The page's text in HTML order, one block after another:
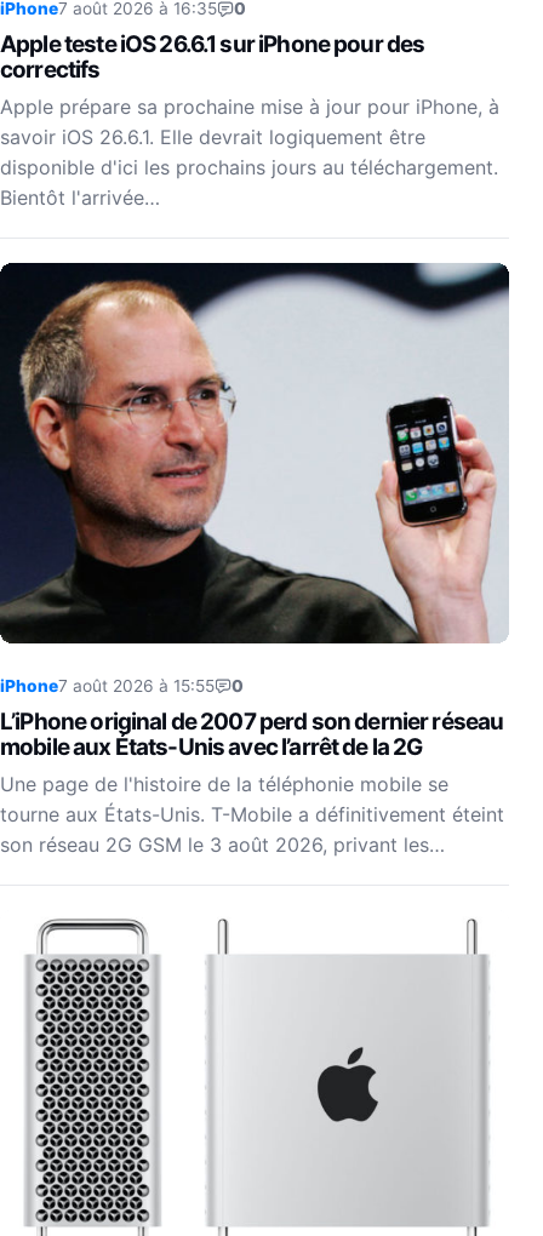
iPhone7 août 2026 à 16:35 0
Apple teste iOS 26.6.1 sur iPhone pour des
correctifs
Apple prépare sa prochaine mise à jour pour iPhone, à
savoir iOS 26.6.1. Elle devrait logiquement être
disponible d'ici les prochains jours au téléchargement.
Bientôt l'arrivée…
iPhone7 août 2026 à 15:55 0
L’iPhone original de 2007 perd son dernier réseau
mobile aux États-Unis avec l’arrêt de la 2G
Une page de l'histoire de la téléphonie mobile se
tourne aux États-Unis. T-Mobile a définitivement éteint
son réseau 2G GSM le 3 août 2026, privant les…